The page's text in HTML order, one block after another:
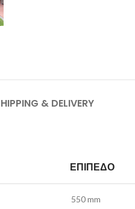
& DELIVERY
ΕΠΊΠΕΔΟ
550 mm